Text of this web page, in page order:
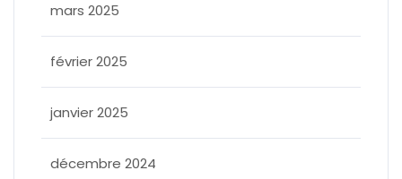
mars 2025
février 2025
janvier 2025
décembre 2024